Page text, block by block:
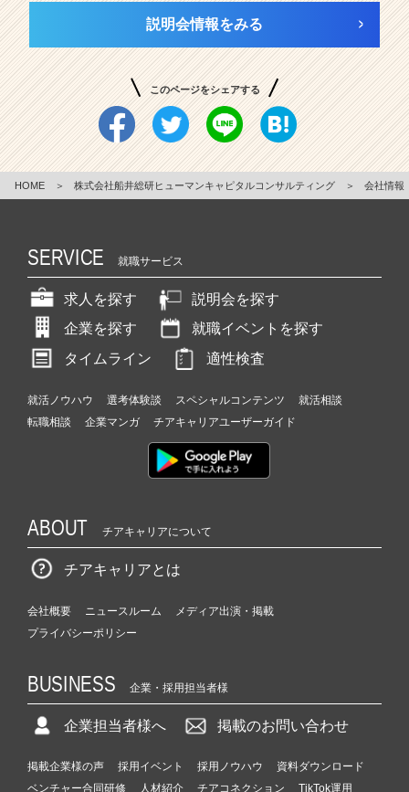
説明会情報をみる
このページをシェアする
HOME ＞ 株式会社船井総研ヒューマンキャピタルコンサルティング ＞ 会社情報
SERVICE 就職サービス
求人を探す
説明会を探す
企業を探す
就職イベントを探す
タイムライン
適性検査
就活ノウハウ 選考体験談 スペシャルコンテンツ
就活相談
転職相談
企業マンガ チアキャリアユーザーガイド
ABOUT チアキャリアについて
チアキャリアとは
会社概要 ニュースルーム
メディア出演・掲載
プライバシーポリシー
BUSINESS 企業・採用担当者様
企業担当者様へ 掲載のお問い合わせ
掲載企業様の声 採用イベント 採用ノウハウ
資料ダウンロード
ベンチャー合同研修
人材紹介 チアコネクション TikTok運用